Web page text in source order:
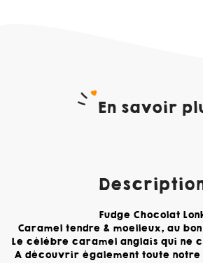
En savoir
Fudge Chocolat
Caramel tendre & moelleux, au
Le célèbre caramel anglais qui ne
A découvrir également toute notre